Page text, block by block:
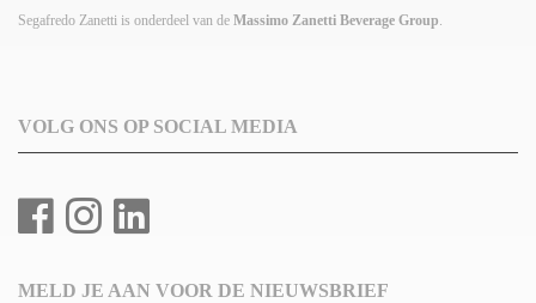
Segafredo Zanetti is onderdeel van de Massimo Zanetti Beverage Group.
VOLG ONS OP SOCIAL MEDIA
MELD JE AAN VOOR DE NIEUWSBRIEF